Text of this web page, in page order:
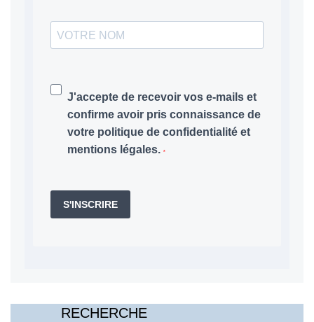
J'accepte de recevoir vos e-mails et
confirme avoir pris connaissance de
votre politique de confidentialité et
mentions légales.
S'INSCRIRE
RECHERCHE